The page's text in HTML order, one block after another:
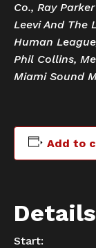
Co., Ray
Leevi And The
Human
Phil Collins,
Miami Sound
Add to
Details
Start: